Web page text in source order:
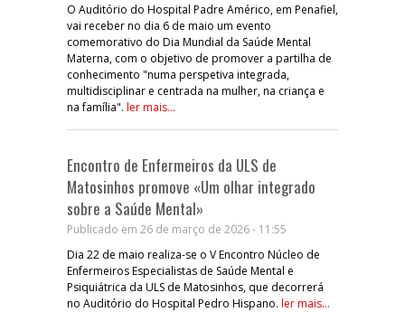
O Auditório do Hospital Padre Américo, em Penafiel,
vai receber no dia 6 de maio um evento
comemorativo do Dia Mundial da Saúde Mental
Materna, com o objetivo de promover a partilha de
conhecimento "numa perspetiva integrada,
multidisciplinar e centrada na mulher, na criança e
na família". ler mais...
Encontro de Enfermeiros da ULS de
Matosinhos promove «Um olhar integrado
sobre a Saúde Mental»
Publicado em 26 de março de 2026 - 11:55
Dia 22 de maio realiza-se o V Encontro Núcleo de
Enfermeiros Especialistas de Saúde Mental e
Psiquiátrica da ULS de Matosinhos, que decorrerá
no Auditório do Hospital Pedro Hispano. ler mais...